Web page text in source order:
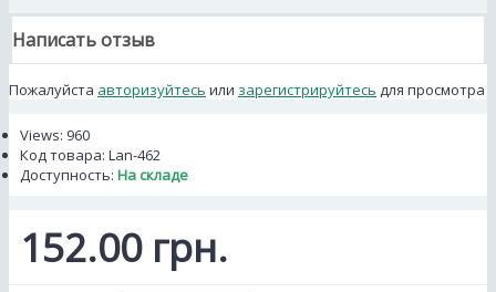
Написать отзыв
Пожалуйста авторизуйтесь или зарегистрируйтесь для просмотра
Views: 960
Код товара: Lan-462
Доступность: На складе
152.00 грн.